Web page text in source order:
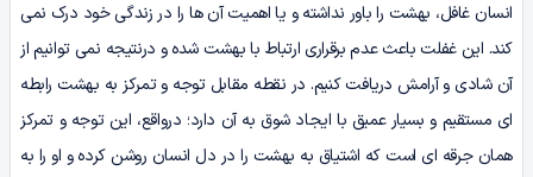
انسان غافل، بهشت را باور نداشته و یا اهمیت آن ها را در زندگی خود درک نمی
کند. این غفلت باعث عدم برقراری ارتباط با بهشت شده و درنتیجه نمی توانیم از
آن شادی و آرامش دریافت کنیم. در نقطه مقابل توجه و تمرکز به بهشت رابطه
ای مستقیم و بسیار عمیق با ایجاد شوق به آن دارد؛ درواقع، این توجه و تمرکز
همان جرقه ای است که اشتیاق به بهشت را در دل انسان روشن کرده و او را به